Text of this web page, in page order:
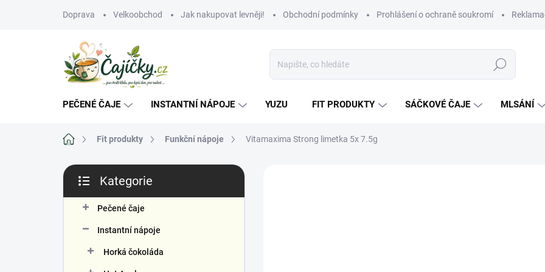
Doprava Velkoobchod Jak nakupovat levněji! Obchodní podmínky Prohlášení o ochraně soukromí
Hledat
PEČENÉ ČAJE INSTANTNÍ NÁPOJE YUZU FIT PRODUKTY SÁČKOVÉ ČAJE MLSÁNÍ
Domů Fit produkty Funkční nápoje Vitamaxima Strong limetka 5x 7.5g
P
s
kategorie
Kategorie
Pečené čaje
Instantní nápoje
Horká čokoláda